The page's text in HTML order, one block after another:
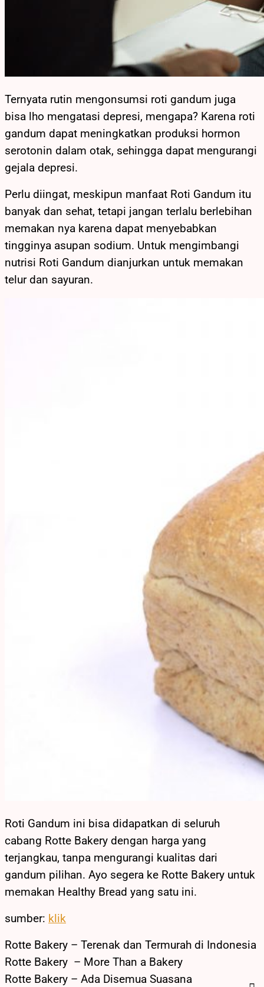
Ternyata rutin mengonsumsi roti gandum juga
bisa lho mengatasi depresi, mengapa? Karena roti
gandum dapat meningkatkan produksi hormon
serotonin dalam otak, sehingga dapat mengurangi
gejala depresi.
Perlu diingat, meskipun manfaat Roti Gandum itu
banyak dan sehat, tetapi jangan terlalu berlebihan
memakan nya karena dapat menyebabkan
tingginya asupan sodium. Untuk mengimbangi
nutrisi Roti Gandum dianjurkan untuk memakan
telur dan sayuran.
Roti Gandum ini bisa didapatkan di seluruh
cabang Rotte Bakery dengan harga yang
terjangkau, tanpa mengurangi kualitas dari
gandum pilihan. Ayo segera ke Rotte Bakery untuk
memakan Healthy Bread yang satu ini.
sumber: klik
Rotte Bakery – Terenak dan Termurah di Indonesia
Rotte Bakery – More Than a Bakery
Rotte Bakery – Ada Disemua Suasana